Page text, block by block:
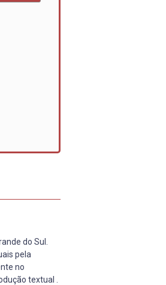
do Sul.
pela
no
textual .